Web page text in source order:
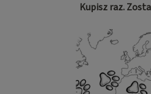
Kupisz raz.